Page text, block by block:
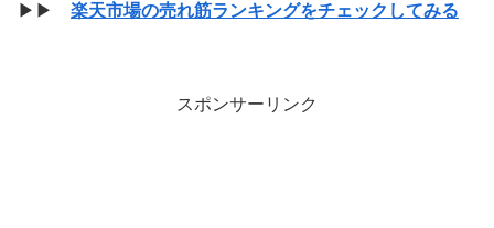
▶▶ 楽天市場の売れ筋ランキングをチェックしてみる
スポンサーリンク